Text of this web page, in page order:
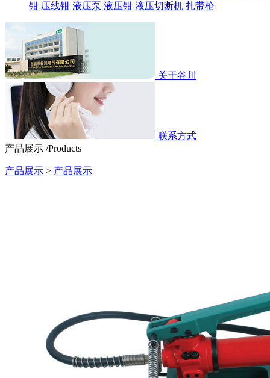
钳 压线钳 液压泵 液压钳 液压切断机 扎带枪
关于谷川
联系方式
产品展示 /Products
产品展示 > 产品展示